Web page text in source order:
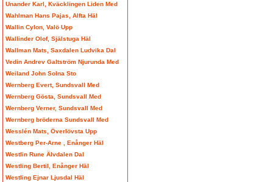
Unander Karl, Kväcklingen Liden Med
Wahlman Hans Pajas, Alfta Häl
Wallin Cylon, Valö Upp
Wallinder Olof, Själstuga Häl
Wallman Mats, Saxdalen Ludvika Dal
Vedin Andrev Galtström Njurunda Med
Weiland John Solna Sto
Wernberg Evert, Sundsvall Med
Wernberg Gösta, Sundsvall Med
Wernberg Verner, Sundsvall Med
Wernberg bröderna Sundsvall Med
Wesslén Mats, Överlövsta Upp
Westberg Per-Arne , Enånger Häl
Westlin Rune Älvdalen Dal
Westling Bertil, Enånger Häl
Westling Ejnar Ljusdal Häl